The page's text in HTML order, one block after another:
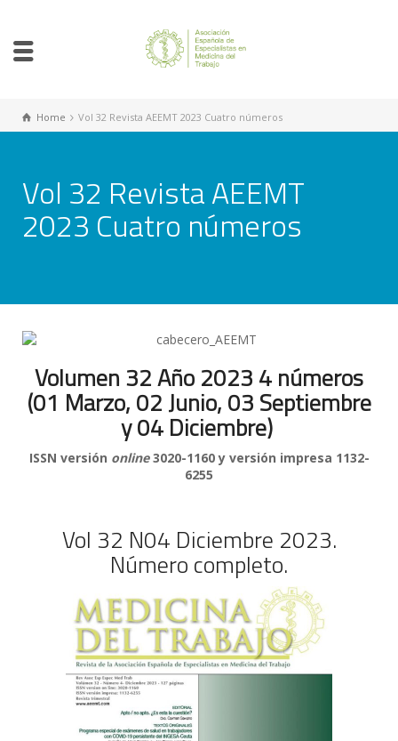
Home Vol 32 Revista AEEMT 2023 Cuatro números
Vol 32 Revista AEEMT
2023 Cuatro números
Volumen 32 Año 2023 4 números
(01 Marzo, 02 Junio, 03 Septiembre
y 04 Diciembre)
ISSN versión online3020-1160 y versión impresa 1132-
6255
Vol 32 N04 Diciembre 2023.
Número completo.